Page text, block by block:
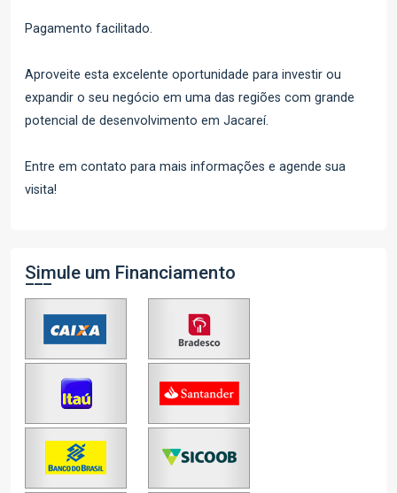
Pagamento facilitado.
Aproveite esta excelente oportunidade para investir ou
expandir o seu negócio em uma das regiões com grande
potencial de desenvolvimento em Jacareí.
Entre em contato para mais informações e agende sua
visita!
Simule um Financiamento